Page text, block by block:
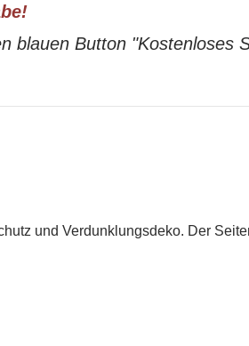
blauen Button "Kostenloses
und Verdunklungsdeko. Der